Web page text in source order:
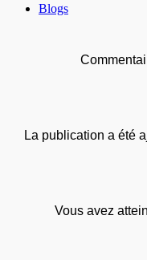
Blogs
La publication a été
Vous avez